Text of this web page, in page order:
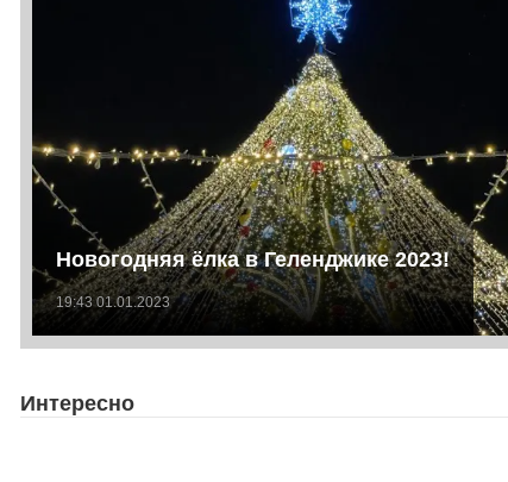
Новогодняя ёлка в Геленджике 2023!
19:43 01.01.2023
Интересно